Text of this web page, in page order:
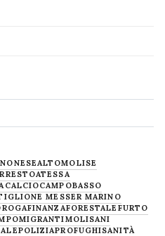
ALTOMOLISE
ATESSA
CALCIOCAMPOBASSO
MESSER MARINO
FINANZAFORESTALE FURTO
MIGRANTIMOLISANI
POLIZIAPROFUGHISANITÀ